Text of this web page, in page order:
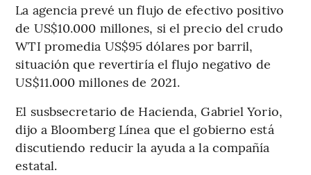
La agencia prevé un flujo de efectivo positivo
de US$10.000 millones, si el precio del crudo
WTI promedia US$95 dólares por barril,
situación que revertiría el flujo negativo de
US$11.000 millones de 2021.
El susbsecretario de Hacienda, Gabriel Yorio,
dijo a Bloomberg Línea que el gobierno está
discutiendo reducir la ayuda a la compañía
estatal.